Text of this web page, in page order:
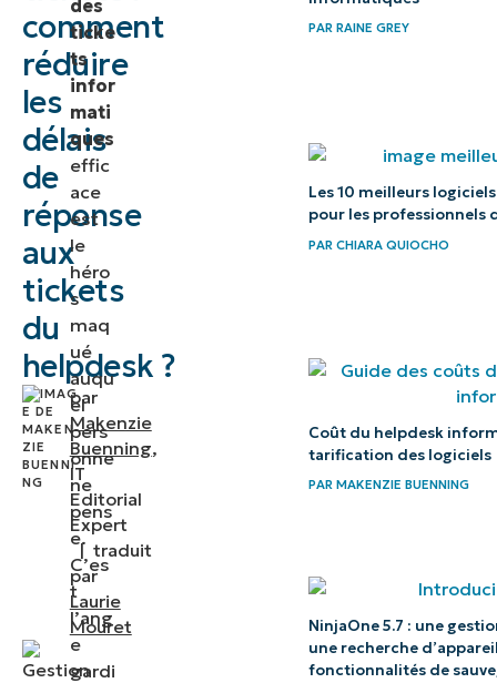
comment
réduire
les
délais
de
réponse
aux
tickets
du
helpdesk ?
par
Makenzie
Buenning,
IT
Editorial
Expert
| traduit
par
Laurie
Mouret
gestion
des
tickets
les délais
réponse
tickets
une
au top
pour les
tickets
des
ticke
ts
infor
mati
ques
effic
ace
est
le
héro
s
maq
ué
auqu
el
pers
onne
ne
pens
e.
C’es
t
l’ang
e
gardi
PAR RAINE GREY
Les 10 meilleurs
pour les professionnels
PAR CHIARA QUIOCHO
Coût du helpdesk
tarification des logiciels
PAR MAKENZIE BUENNING
NinjaOne 5.7 : une
une recherche
fonctionnalités de